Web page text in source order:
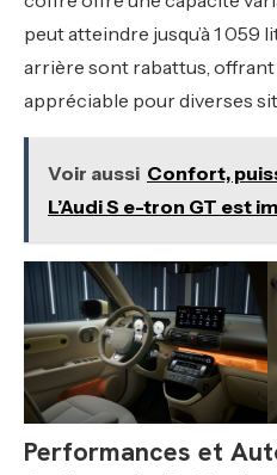
peut atteindre jusqu’à 1 059
arrière sont rabattus,
appréciable pour diverses
Voir aussi Confort,
L’Audi S e-tron GT est
Performances et